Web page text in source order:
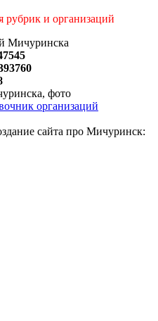
рубрик и организаций
Мичуринска
организаций
сайта про Мичуринск: